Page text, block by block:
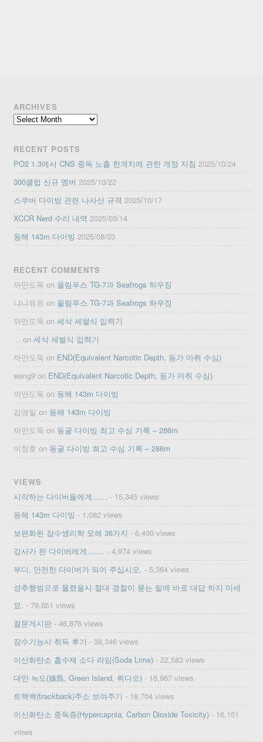
ARCHIVES
Archives
RECENT POSTS
PO2 1.3에서 CNS 중독 노출 한계치에 관한 개정 지침 2025/10/24
300클럽 신규 멤버 2025/10/22
스쿠버 다이빙 관련 나사산 규격 2025/10/17
XCCR Nerd 수리 내역 2025/09/14
동해 143m 다이빙 2025/08/03
RECENT COMMENTS
까만도둑 on 올림푸스 TG-7과 Seafrogs 하우징
냐냐유유 on 올림푸스 TG-7과 Seafrogs 하우징
까만도둑 on세삭 세벌식 입력기
... on세삭 세벌식 입력기
까만도둑 on END(Equivalent Narcotic Depth, 등가 마취 수심)
wang9 on END(Equivalent Narcotic Depth, 등가 마취 수심)
까만도둑 on 동해 143m 다이빙
김영일 on 동해 143m 다이빙
까만도둑 on 동굴 다이빙 최고 수심 기록 – 286m
이창호 on 동굴 다이빙 최고 수심 기록 – 286m
VIEWS
시작하는 다이버들에게…… - 15,345 views
동해 143m 다이빙 - 1,082 views
보편화된 잠수생리학 오해 36가지 - 6,490 views
강사가 된 다이버에게……. - 4,974 views
부디, 안전한 다이버가 되어 주십시오. - 5,364 views
성추행범으로 몰렸을시 절대 경찰이 묻는 말에 바로 대답 하지 마세
요. - 79,651 views
질문게시판 - 46,876 views
잠수기능사 취득 후기 - 38,346 views
이산화탄소 흡수제 소다 라임(Soda Lime) - 22,583 views
대만 녹도(綠島, Green Island, 뤼다오) - 18,967 views
트랙백(trackback)주소 보여주기 - 18,704 views
이산화탄소 중독증(Hypercapnia, Carbon Dioxide Toxicity) - 16,151
views